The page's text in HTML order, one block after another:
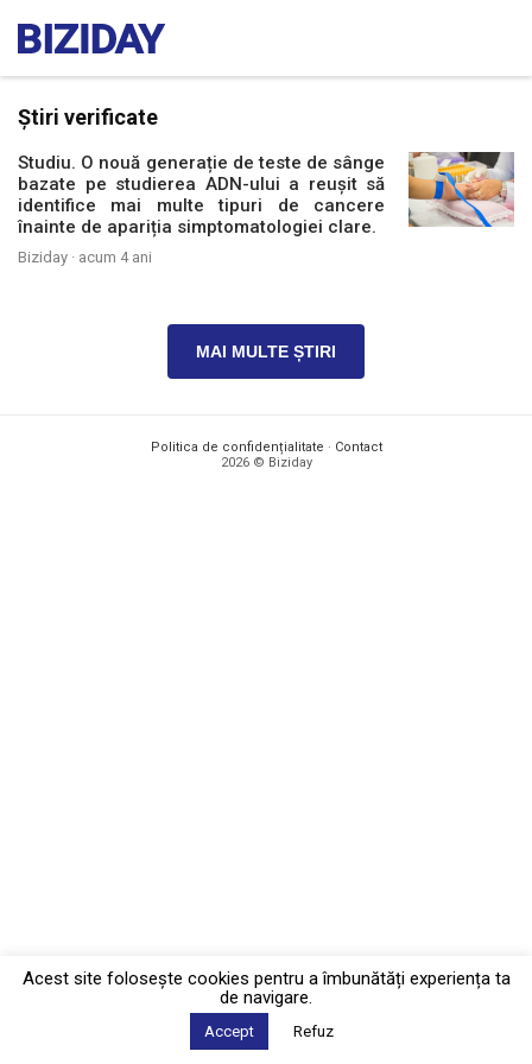
Știri verificate
Studiu. O nouă generație de teste de sânge
bazate pe studierea ADN-ului a reușit să
identifice mai multe tipuri de cancere
înainte de apariția simptomatologiei clare.
Biziday · acum 4 ani
MAI MULTE ȘTIRI
Politica de confidențialitate · Contact
2026 © Biziday
Acest site foloseşte cookies pentru a îmbunătăți experiența ta
de navigare.
Accept Refuz